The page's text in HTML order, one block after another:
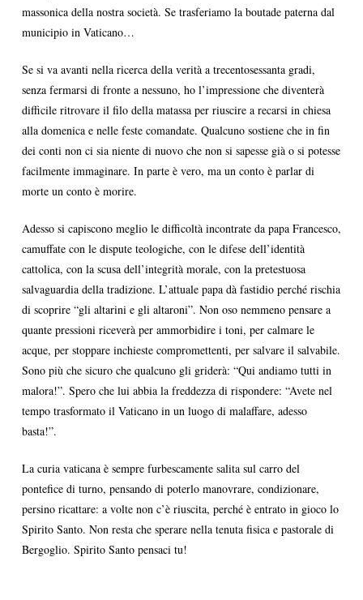
massonica della nostra società. Se trasferiamo la boutade paterna dal
municipio in Vaticano…
Se si va avanti nella ricerca della verità a trecentosessanta gradi,
senza fermarsi di fronte a nessuno, ho l’impressione che diventerà
difficile ritrovare il filo della matassa per riuscire a recarsi in chiesa
alla domenica e nelle feste comandate. Qualcuno sostiene che in fin
dei conti non ci sia niente di nuovo che non si sapesse già o si potesse
facilmente immaginare. In parte è vero, ma un conto è parlar di
morte un conto è morire.
Adesso si capiscono meglio le difficoltà incontrate da papa Francesco,
camuffate con le dispute teologiche, con le difese dell’identità
cattolica, con la scusa dell’integrità morale, con la pretestuosa
salvaguardia della tradizione. L’attuale papa dà fastidio perché rischia
di scoprire “gli altarini e gli altaroni”. Non oso nemmeno pensare a
quante pressioni riceverà per ammorbidire i toni, per calmare le
acque, per stoppare inchieste compromettenti, per salvare il salvabile.
Sono più che sicuro che qualcuno gli griderà: “Qui andiamo tutti in
malora!”. Spero che lui abbia la freddezza di rispondere: “Avete nel
tempo trasformato il Vaticano in un luogo di malaffare, adesso
basta!”.
La curia vaticana è sempre furbescamente salita sul carro del
pontefice di turno, pensando di poterlo manovrare, condizionare,
persino ricattare: a volte non c’è riuscita, perché è entrato in gioco lo
Spirito Santo. Non resta che sperare nella tenuta fisica e pastorale di
Bergoglio. Spirito Santo pensaci tu!